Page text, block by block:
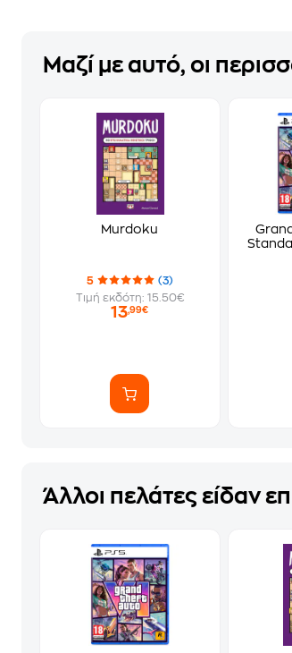
Μαζί με αυτό, οι
Murdoku
5
(3)
Τιμή εκδότη: 15.50€
13,99€
Άλλοι πελάτες είδαν